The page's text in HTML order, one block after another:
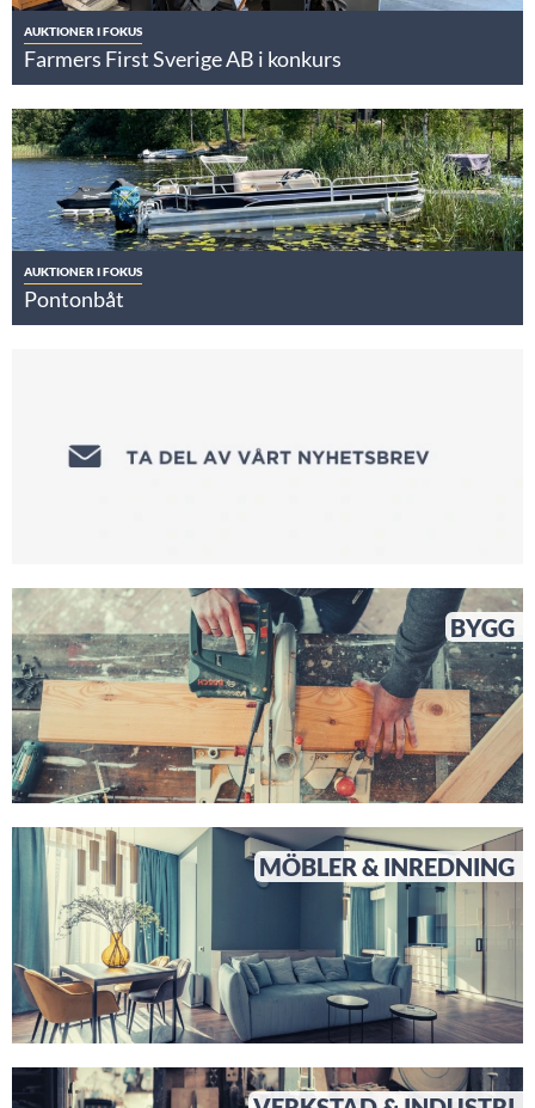
AUKTIONER I FOKUS
Farmers First Sverige AB i konkurs
AUKTIONER I FOKUS
Pontonbåt
BYGG
MÖBLER & INREDNING